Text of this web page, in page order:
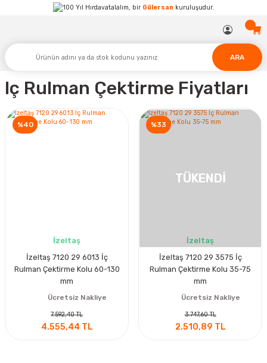
Hırdavatalalım, bir Gülersan kuruluşudur.
ARA
Iç Rulman Çektirme Fiyatları
%40
İzeltaş
İzeltaş 7120 29 6013 İç
Rulman Çektirme Kolu 60-130
mm
Ücretsiz Nakliye
7.592,40 TL
4.555,44 TL
TÜKENDİ
%33
İzeltaş
İzeltaş 7120 29 3575 İç
Rulman Çektirme Kolu 35-75
mm
Ücretsiz Nakliye
3.747,60 TL
2.510,89 TL